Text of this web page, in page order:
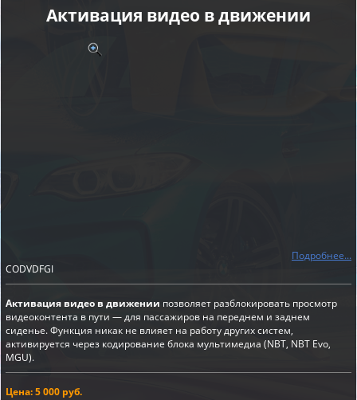
Активация видео в движении
Подробнее...
CODVDFGI
Активация видео в движении позволяет разблокировать просмотр
видеоконтента в пути — для пассажиров на переднем и заднем
сиденье. Функция никак не влияет на работу других систем,
активируется через кодирование блока мультимедиа (NBT, NBT Evo,
MGU).
Цена: 5 000 руб.